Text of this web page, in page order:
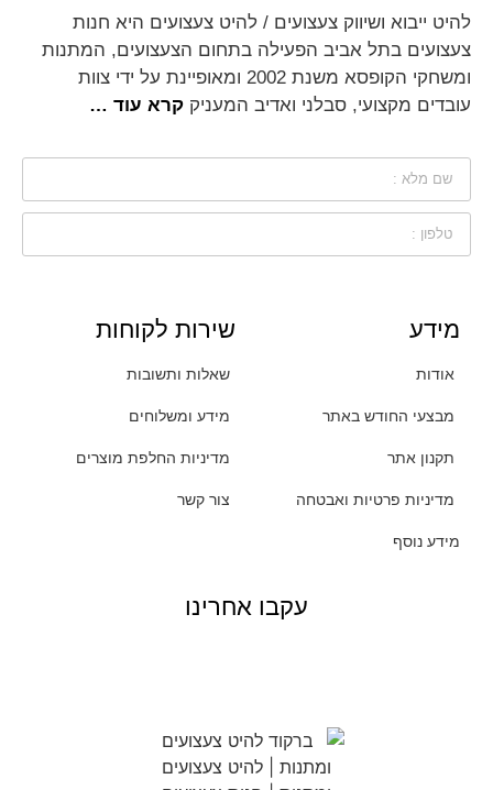
להיט ייבוא ושיווק צעצועים / להיט צעצועים היא חנות
צעצועים בתל אביב הפעילה בתחום הצעצועים, המתנות
ומשחקי הקופסא משנת 2002 ומאופיינת על ידי צוות
עובדים מקצועי, סבלני ואדיב המעניק קרא עוד …
מידע
אודות
מבצעי החודש באתר
תקנון אתר
מדיניות פרטיות ואבטחה
מידע נוסף
שירות לקוחות
שאלות ותשובות
מידע ומשלוחים
מדיניות החלפת מוצרים
צור קשר
עקבו אחרינו